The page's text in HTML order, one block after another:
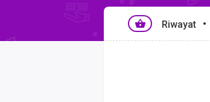
Riwayat